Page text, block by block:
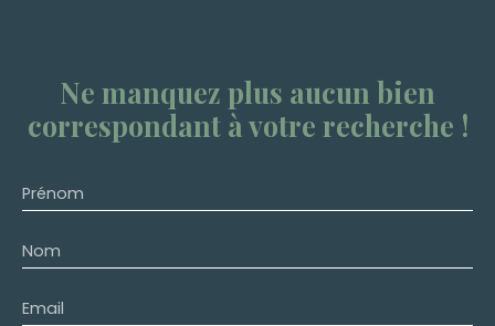
Ne manquez plus aucun bien
correspondant à votre recherche !
Prénom
Nom
Email